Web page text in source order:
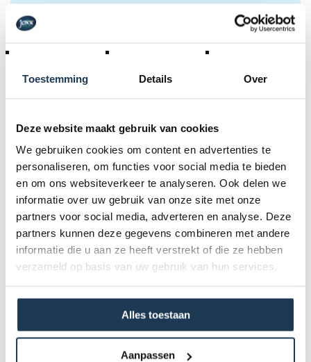
Toestemming Details Over
Deze website maakt gebruik van cookies
We gebruiken cookies om content en advertenties te
personaliseren, om functies voor social media te bieden
en om ons websiteverkeer te analyseren. Ook delen we
informatie over uw gebruik van onze site met onze
partners voor social media, adverteren en analyse. Deze
partners kunnen deze gegevens combineren met andere
informatie die u aan ze heeft verstrekt of die ze hebben
verzameld op basis van uw gebruik van hun services.
Alles toestaan
Aanpassen
RESERVATIE AANVRAAG
€ 260,00 incl. BTW
1 weekend - 2 dagen
€ 410,00 incl. BTW
Woe.NM (4 u., excl. vakantiedag)
€ 210,00 incl. BTW
Schoolweekdag
€ 230,00 incl. BTW
Periode- & transportvoorwaarden + algemene